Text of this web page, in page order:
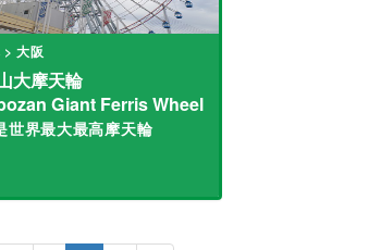
大阪
大摩天輪
Giant Ferris Wheel
世界最大最高摩天輪